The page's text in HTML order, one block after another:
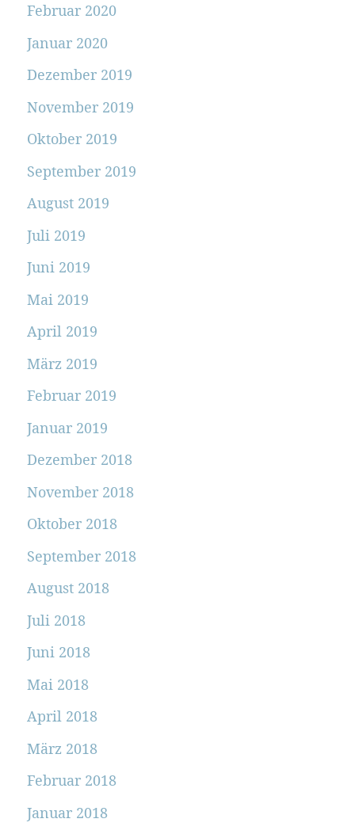
Februar 2020
Januar 2020
Dezember 2019
November 2019
Oktober 2019
September 2019
August 2019
Juli 2019
Juni 2019
Mai 2019
April 2019
März 2019
Februar 2019
Januar 2019
Dezember 2018
November 2018
Oktober 2018
September 2018
August 2018
Juli 2018
Juni 2018
Mai 2018
April 2018
März 2018
Februar 2018
Januar 2018